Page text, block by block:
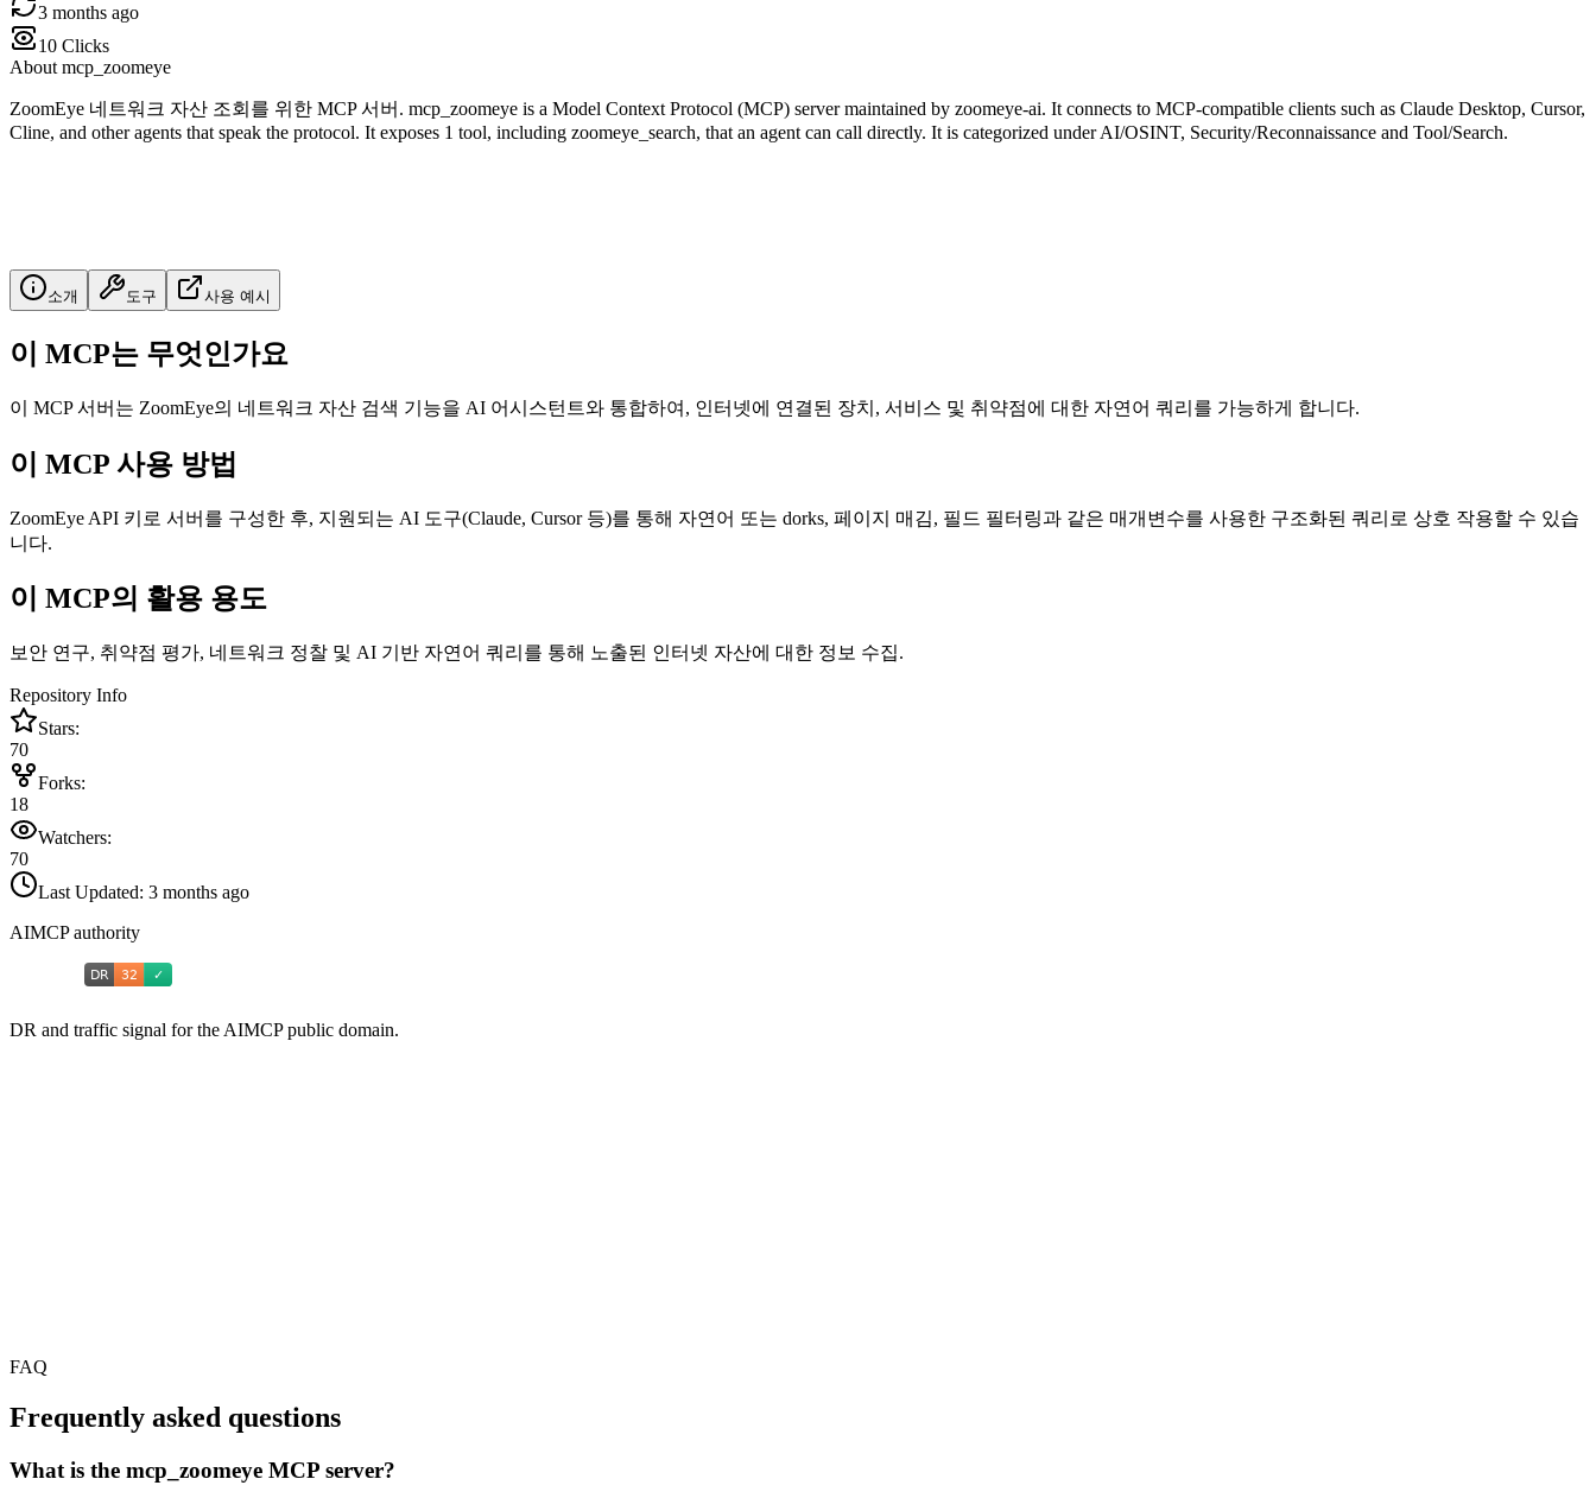
3 months ago
10 Clicks
About mcp_zoomeye
ZoomEye 네트워크 자산 조회를 위한 MCP 서버. mcp_zoomeye is a Model Context Protocol (MCP) server maintained by zoomeye-ai. It connects to MCP-compatible clients such as Claude Desktop, Cursor,
Cline, and other agents that speak the protocol. It exposes 1 tool, including zoomeye_search, that an agent can call directly. It is categorized under AI/OSINT, Security/Reconnaissance and Tool/Search.
소개 도구 사용 예시
이 MCP는 무엇인가요
이 MCP 서버는 ZoomEye의 네트워크 자산 검색 기능을 AI 어시스턴트와 통합하여, 인터넷에 연결된 장치, 서비스 및 취약점에 대한 자연어 쿼리를 가능하게 합니다.
이 MCP 사용 방법
ZoomEye API 키로 서버를 구성한 후, 지원되는 AI 도구(Claude, Cursor 등)를 통해 자연어 또는 dorks, 페이지 매김, 필드 필터링과 같은 매개변수를 사용한 구조화된 쿼리로 상호 작용할 수 있습
니다.
이 MCP의 활용 용도
보안 연구, 취약점 평가, 네트워크 정찰 및 AI 기반 자연어 쿼리를 통해 노출된 인터넷 자산에 대한 정보 수집.
Repository Info
Stars:
70
Forks:
18
Watchers:
70
Last Updated: 3 months ago
AIMCP authority
DR and traffic signal for the AIMCP public domain.
FAQ
Frequently asked questions
What is the mcp_zoomeye MCP server?